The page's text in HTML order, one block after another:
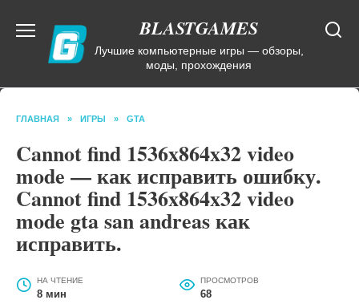
содержанию
BLASTGAMES
Лучшие компьютерные игры — обзоры,
моды, прохождения
ГЛАВНАЯ » ИГРЫ » GTA
Cannot find 1536x864x32 video
mode — как исправить ошибку.
Cannot find 1536x864x32 video
mode gta san andreas как
исправить.
НА ЧТЕНИЕ
8 мин
ПРОСМОТРОВ
68